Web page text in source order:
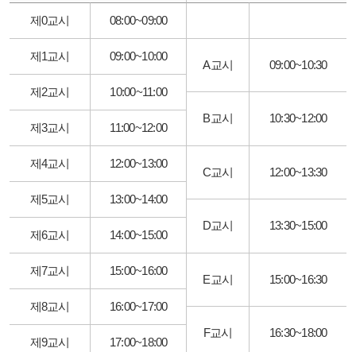
제0교시 08:00~09:00
제1교시 09:00~10:00
A교시
09:00~10:30
제2교시
10:00~11:00
B교시
10:30~12:00
제3교시 11:00~12:00
제4교시 12:00~13:00
C교시
12:00~13:30
제5교시
13:00~14:00
D교시
13:30~15:00
제6교시 14:00~15:00
제7교시 15:00~16:00
E교시
15:00~16:30
제8교시
16:00~17:00
F교시
16:30~18:00
제9교시 17:00~18:00